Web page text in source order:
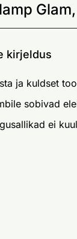
kirjeldus
ja kuldset
sobivad
ei